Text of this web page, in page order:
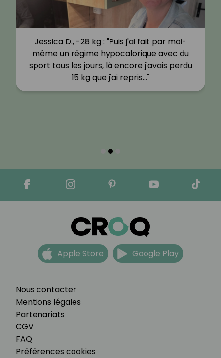
Jessica D., -28 kg : "Puis j'ai fait par moi-
même un régime hypocalorique avec du
sport tous les jours, là encore j'avais perdu
15 kg que j'ai repris…"
Nous contacter
Mentions légales
Partenariats
CGV
FAQ
Préférences cookies
Apple Store Google Play